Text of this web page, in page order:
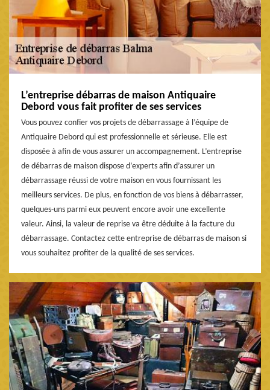
L’entreprise débarras de maison Antiquaire
Debord vous fait profiter de ses services
Vous pouvez confier vos projets de débarrassage à l’équipe de
Antiquaire Debord qui est professionnelle et sérieuse. Elle est
disposée à afin de vous assurer un accompagnement. L’entreprise
de débarras de maison dispose d’experts afin d’assurer un
débarrassage réussi de votre maison en vous fournissant les
meilleurs services. De plus, en fonction de vos biens à débarrasser,
quelques-uns parmi eux peuvent encore avoir une excellente
valeur. Ainsi, la valeur de reprise va être déduite à la facture du
débarrassage. Contactez cette entreprise de débarras de maison si
vous souhaitez profiter de la qualité de ses services.